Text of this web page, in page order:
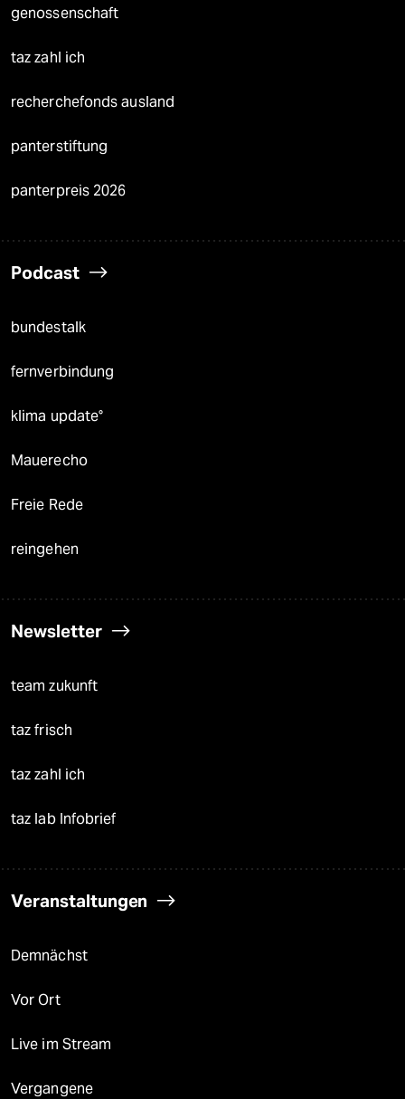
genossenschaft
taz zahl ich
recherchefonds ausland
panterstiftung
panterpreis 2026
Podcast
bundestalk
fernverbindung
klima update°
Mauerecho
Freie Rede
reingehen
Newsletter
team zukunft
taz frisch
taz zahl ich
taz lab Infobrief
Veranstaltungen
Demnächst
Vor Ort
Live im Stream
Vergangene